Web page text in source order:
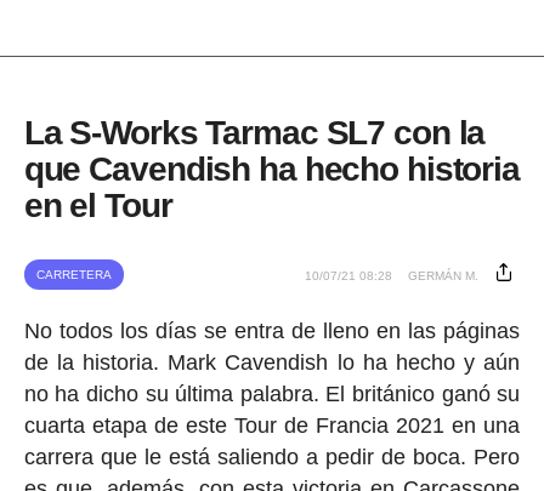
La S-Works Tarmac SL7 con la
que Cavendish ha hecho historia
en el Tour
CARRETERA 10/07/21 08:28 GERMÁN M.
No todos los días se entra de lleno en las páginas
de la historia. Mark Cavendish lo ha hecho y aún
no ha dicho su última palabra. El británico ganó su
cuarta etapa de este Tour de Francia 2021 en una
carrera que le está saliendo a pedir de boca. Pero